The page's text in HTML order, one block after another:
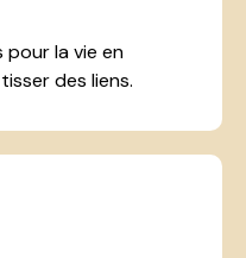
la vie en
des liens.